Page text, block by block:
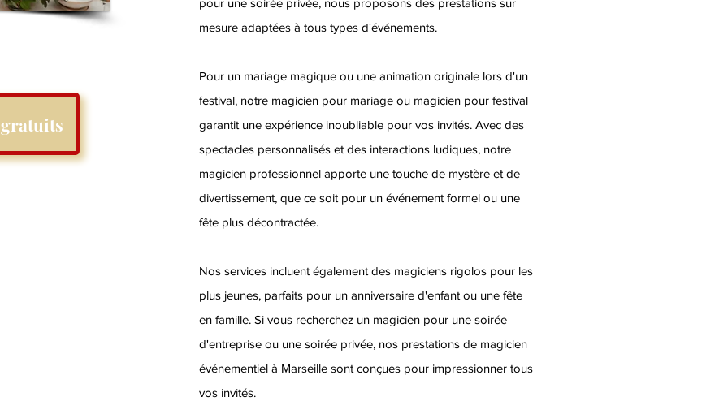
pour une soirée privée, nous proposons des prestations sur
mesure adaptées à tous types d'événements.
Pour un mariage magique ou une animation originale lors d'un
festival, notre magicien pour mariage ou magicien pour festival
garantit une expérience inoubliable pour vos invités. Avec des
spectacles personnalisés et des interactions ludiques, notre
magicien professionnel apporte une touche de mystère et de
divertissement, que ce soit pour un événement formel ou une
fête plus décontractée.
Nos services incluent également des magiciens rigolos pour les
plus jeunes, parfaits pour un anniversaire d'enfant ou une fête
en famille. Si vous recherchez un magicien pour une soirée
d'entreprise ou une soirée privée, nos prestations de magicien
événementiel à Marseille sont conçues pour impressionner tous
vos invités.